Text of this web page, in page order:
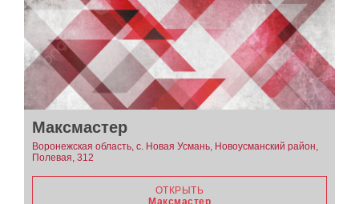
Максмастер
Воронежская область, с. Новая Усмань, Новоусманский район,
Полевая, 312
ОТКРЫТЬ
Максмастер